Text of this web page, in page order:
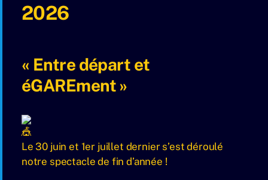
2026
« Entre départ et
éGAREment »
Le 30 juin et 1er juillet dernier s’est déroulé
notre spectacle de fin d’année !